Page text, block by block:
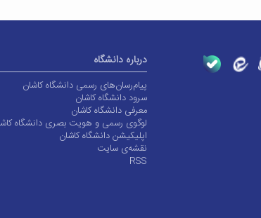
درباره دانشگاه
پیام‌رسان‌های رسمی دانشگاه کاشان
سرود دانشگاه کاشان
معرفی دانشگاه کاشان
لوگوی رسمی و هویت بصری دانشگاه
اپلیکیشن دانشگاه کاشان
نقشه‌ی سایت
RSS